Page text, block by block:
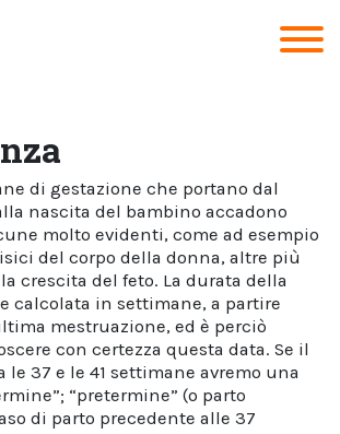
di gestazione che portano dal
nascita del bambino accadono
molto evidenti, come ad esempio
del corpo della donna, altre più
crescita del feto. La durata della
calcolata in settimane, a partire
mestruazione, ed è perciò
con certezza questa data. Se il
le 37 e le 41 settimane avremo una
“pretermine” (o parto
di parto precedente alle 37